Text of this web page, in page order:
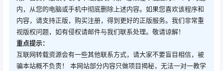
内，从您的电脑或手机中彻底删除上述内容。如果您喜欢该程序和
内容，请支持正版，购买注册，得到更好的正版服务。我们非常重
视版权问题，如有侵权请邮件与我们联系处理。敬请谅解！
重点提示：
互联网转载资源会有一些其他联系方式，请大家不要盲目相信，被
骗本站概不负责！ 本网站部分内容只做项目揭秘，无法一对一教学